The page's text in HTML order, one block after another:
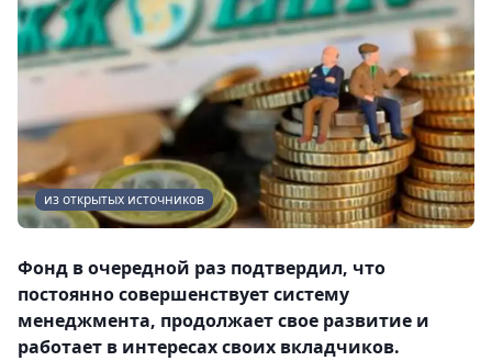
из открытых источников
Фонд в очередной раз подтвердил, что
постоянно совершенствует систему
менеджмента, продолжает свое развитие и
работает в интересах своих вкладчиков.